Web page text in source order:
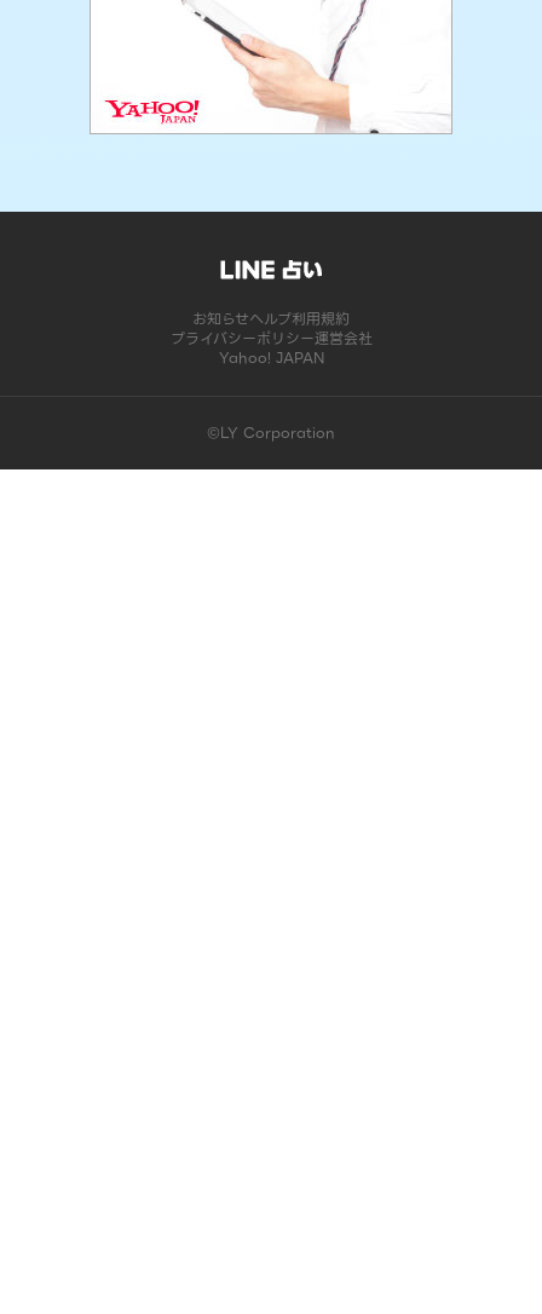
お知らせヘルプ利用規約
プライバシーポリシー運営会社
Yahoo! JAPAN
©LY Corporation
このコンテンツは掲載が終了しました | LINE占い